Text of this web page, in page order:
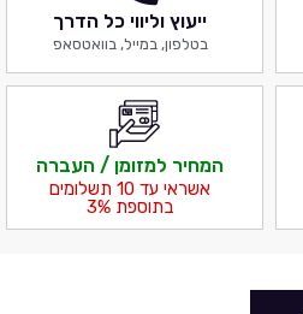
ייעוץ וליווי כל הדרך
בטלפון, במייל, בוואטסאפ
המחיר למזומן / העברה
אשראי עד 10 תשלומים
בתוספת 3%